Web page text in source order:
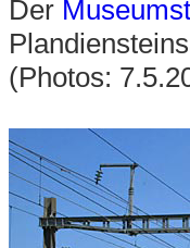
Der
(Photos: